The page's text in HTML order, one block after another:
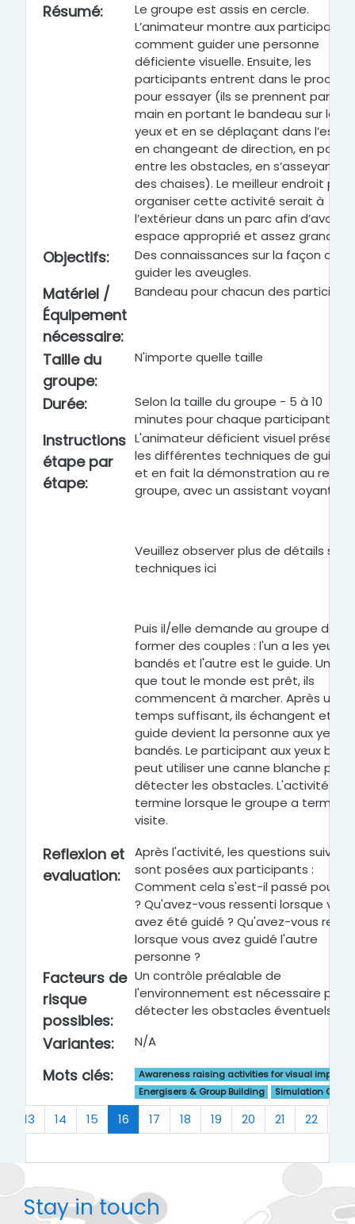
Résumé:
Le groupe est assis en cercle.
L’animateur montre aux participants
comment guider une personne
déficiente visuelle. Ensuite, les
participants entrent dans le
pour essayer (ils se prennent par la
main en portant le bandeau sur les
yeux et en se déplaçant dans
en changeant de direction, en
entre les obstacles, en s’asseyant
des chaises). Le meilleur endroit pour
organiser cette activité serait à
l’extérieur dans un parc afin d’avoir
espace approprié et assez grand.
Objectifs:
Des connaissances sur la façon de
guider les aveugles.
Matériel /
Équipement
nécessaire:
Bandeau pour chacun des
Taille du
groupe:
N'importe quelle taille
Durée:
Selon la taille du groupe - 5 à 10
minutes pour chaque participant
Instructions
étape par
étape:
L'animateur déficient visuel présente
les différentes techniques de
et en fait la démonstration au reste
groupe, avec un assistant voyant.
Veuillez observer plus de détails sur
techniques ici
Puis il/elle demande au groupe de
former des couples : l'un a les yeux
bandés et l'autre est le guide. Une
que tout le monde est prêt, ils
commencent à marcher. Après un
temps suffisant, ils échangent et le
guide devient la personne aux yeux
bandés. Le participant aux yeux
peut utiliser une canne blanche pour
détecter les obstacles. L'activité se
termine lorsque le groupe a terminé
visite.
Reflexion et
evaluation:
Après l'activité, les questions
sont posées aux participants :
Comment cela s'est-il passé pour
? Qu'avez-vous ressenti lorsque vous
avez été guidé ? Qu'avez-vous
lorsque vous avez guidé l'autre
personne ?
Facteurs de
risque
possibles:
Un contrôle préalable de
l'environnement est nécessaire pour
détecter les obstacles éventuels.
Variantes: N/A
Mots clés:
Awareness raising activities for visual
Energisers & Group Building
Simulation
13 14 15 16(current)
17 18 19 20 21 22
Stay in touch